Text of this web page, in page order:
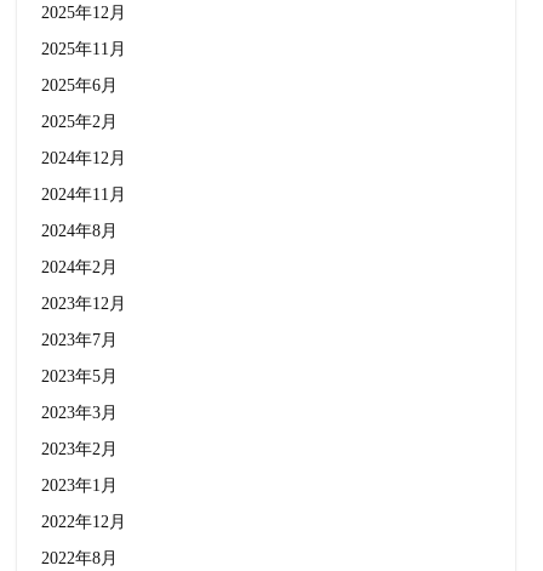
2025年12月
2025年11月
2025年6月
2025年2月
2024年12月
2024年11月
2024年8月
2024年2月
2023年12月
2023年7月
2023年5月
2023年3月
2023年2月
2023年1月
2022年12月
2022年8月